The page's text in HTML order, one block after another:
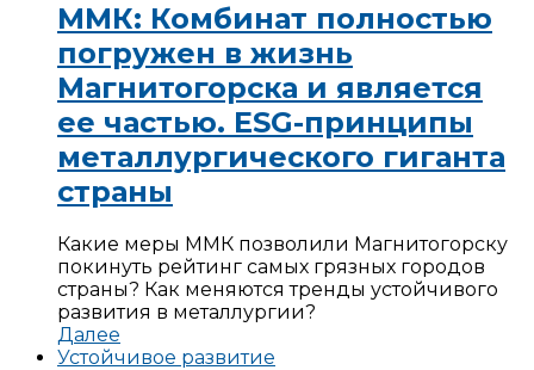
ММК: Комбинат полностью
погружен в жизнь
Магнитогорска и является
ее частью. ESG-принципы
металлургического гиганта
страны
Какие меры ММК позволили Магнитогорску
покинуть рейтинг самых грязных городов
страны? Как меняются тренды устойчивого
развития в металлургии?
Далее
Устойчивое развитие